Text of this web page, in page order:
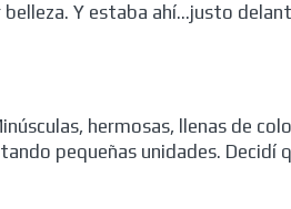
Y estaba ahí...justo
hermosas, llenas de
pequeñas unidades. Decidí